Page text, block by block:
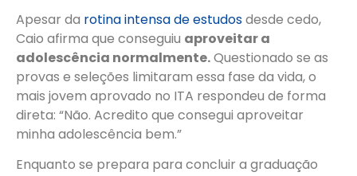
Apesar da rotina intensa de estudosdesde cedo,
Caio afirma que conseguiu aproveitar a
adolescência normalmente.Questionado se as
provas e seleções limitaram essa fase da vida, o
mais jovem aprovado no ITA respondeu de forma
direta: “Não. Acredito que consegui aproveitar
minha adolescência bem.”
Enquanto se prepara para concluir a graduação